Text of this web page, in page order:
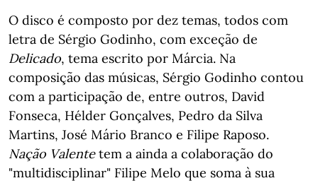
O disco é composto por dez temas, todos com
letra de Sérgio Godinho, com exceção de
Delicado, tema escrito por Márcia. Na
composição das músicas, Sérgio Godinho contou
com a participação de, entre outros, David
Fonseca, Hélder Gonçalves, Pedro da Silva
Martins, José Mário Branco e Filipe Raposo.
Nação Valentetem a ainda a colaboração do
"multidisciplinar" Filipe Melo que soma à sua